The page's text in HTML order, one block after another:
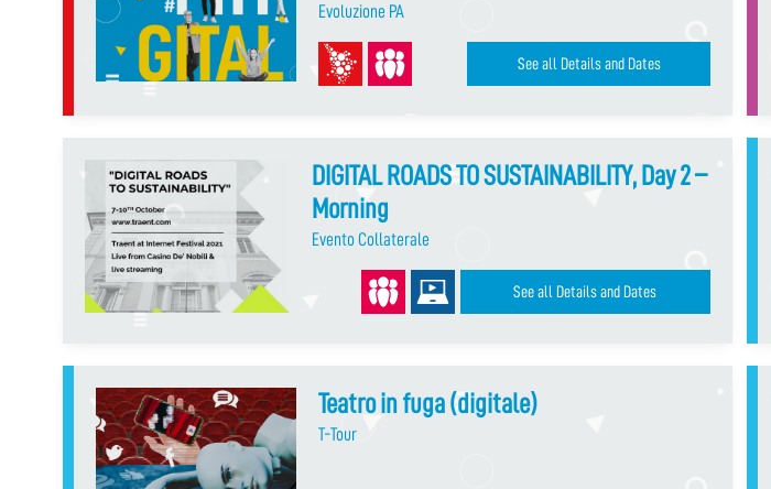
Evoluzione PA
See all Details and Dates
DIGITAL ROADS TO SUSTAINABILITY, Day 2 –
Morning
Evento Collaterale
See all Details and Dates
Teatro in fuga (digitale)
T-Tour